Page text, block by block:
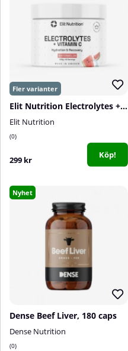
Elit Nutrition Electrolytes + Vitamin C, 200 g
Elit Nutrition
0
299 kr Köp!
Nyhet
Dense Beef Liver, 180 caps
Dense Nutrition
0